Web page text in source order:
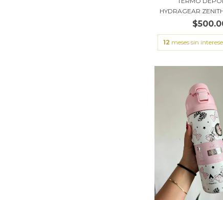
HYDRAGEAR
12 meses sin